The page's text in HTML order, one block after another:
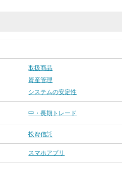
取扱商品
資産管理
システムの安定性
中・長期トレード
投資信託
スマホアプリ